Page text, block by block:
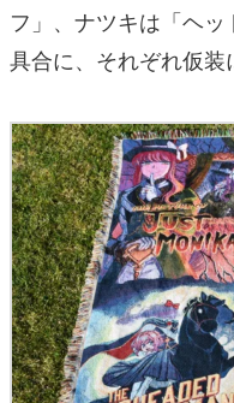
フ」、ナツキは「ヘ
具合に、それぞれ仮装